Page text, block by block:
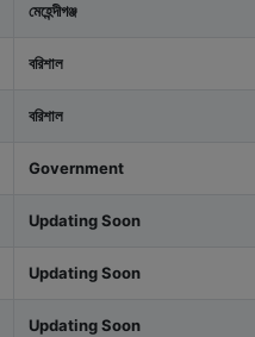
মেহেন্দীগঞ্জ
বরিশাল
বরিশাল
Government
Updating Soon
Updating Soon
Updating Soon